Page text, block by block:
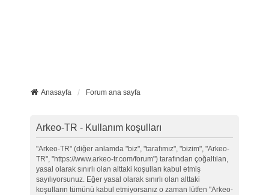
Anasayfa Forum ana sayfa
Arkeo-TR - Kullanım koşulları
"Arkeo-TR" (diğer anlamda "biz", "tarafımız", "bizim", "Arkeo-
TR", "https://www.arkeo-tr.com/forum") tarafından çoğaltılan,
yasal olarak sınırlı olan alttaki koşulları kabul etmiş
sayılıyorsunuz. Eğer yasal olarak sınırlı olan alttaki
koşulların tümünü kabul etmiyorsanız o zaman lütfen "Arkeo-